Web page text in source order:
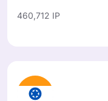
460,712 IP